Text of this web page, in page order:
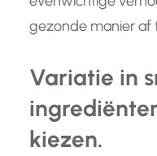
gezonde manier af
Variatie in
kiezen.